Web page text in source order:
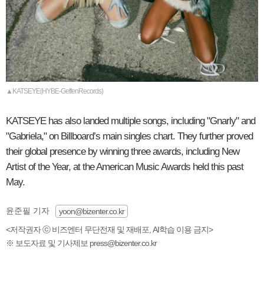
▲KATSEYE(HYBE-GeffenRecords)
KATSEYE has also landed multiple songs, including "Gnarly" and
"Gabriela," on Billboard’s main singles chart. They further proved
their global presence by winning three awards, including New
Artist of the Year, at the American Music Awards held this past
May.
윤준필 기자
yoon@bizenter.co.kr
<저작권자 ⓒ 비즈엔터 무단전재 및 재배포, AI학습 이용 금지>
※ 보도자료 및 기사제보 press@bizenter.co.kr